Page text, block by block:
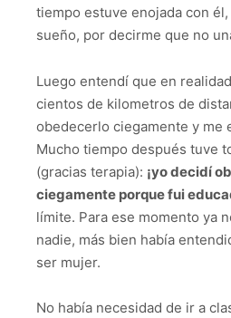
tiempo estuve enojada con
sueño, por decirme que no
Luego entendí que en
cientos de kilometros de
obedecerlo ciegamente y me
Mucho tiempo después tuve
(gracias terapia): ¡yo decidí
ciegamente porque fui
límite. Para ese momento ya
nadie, más bien había
ser mujer.
No había necesidad de ir a